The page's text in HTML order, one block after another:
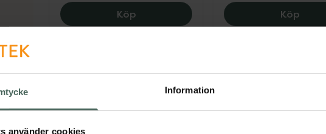
Information
använder cookies
KöpFlux + Fresh Breath, 60.75 kr. KöpFlux